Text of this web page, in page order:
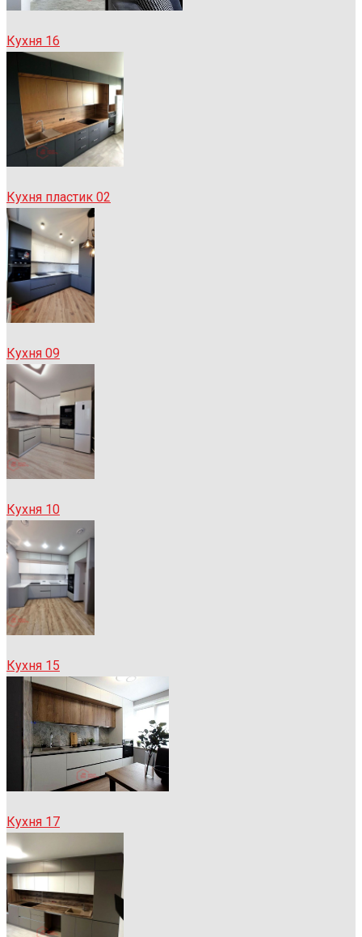
Кухня 16
Кухня пластик 02
Кухня 09
Кухня 10
Кухня 15
Кухня 17